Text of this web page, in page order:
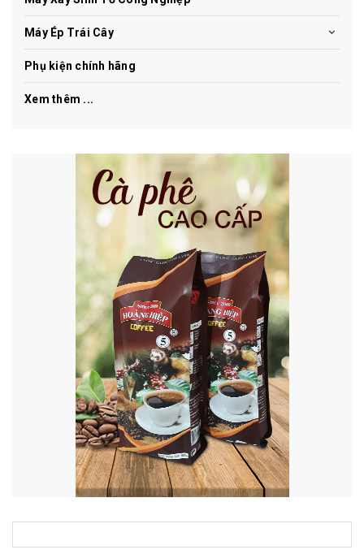
Máy Ép Trái Cây
Phụ kiện chính hãng
Xem thêm ...